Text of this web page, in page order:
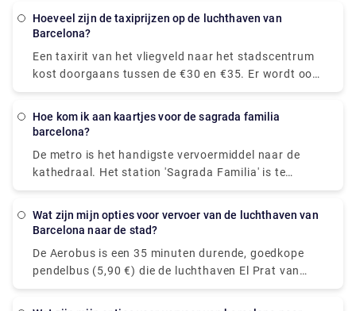
transfers op Rydeu!
taxistandplaats van de luchthaven.
Hoeveel zijn de taxiprijzen op de luchthaven van
Barcelona?
Een taxirit van het vliegveld naar het stadscentrum
kost doorgaans tussen de €30 en €35. Er wordt ook
een prijs van € 1 per stuk bagage in de koffer in
3,10. Taxi's vanaf BCN Airport kosten minimaal €20.
stadscentrum worden geschat op tussen de €30 en
€39.
Hoe kom ik aan kaartjes voor de sagrada familia
barcelona?
De metro is het handigste vervoermiddel naar de
kathedraal. Het station 'Sagrada Familia' is te
vinden op zowel metrolijnen 2 als 5. Je komt aan bij
station verlaat. Zowel de ingang als het loket
Wat zijn mijn opties voor vervoer van de luchthaven van
Barcelona naar de stad?
De Aerobus is een 35 minuten durende, goedkope
pendelbus (5,90 €) die de luchthaven El Prat van
Barcelona (Terminals 1 en 2) verbindt met het